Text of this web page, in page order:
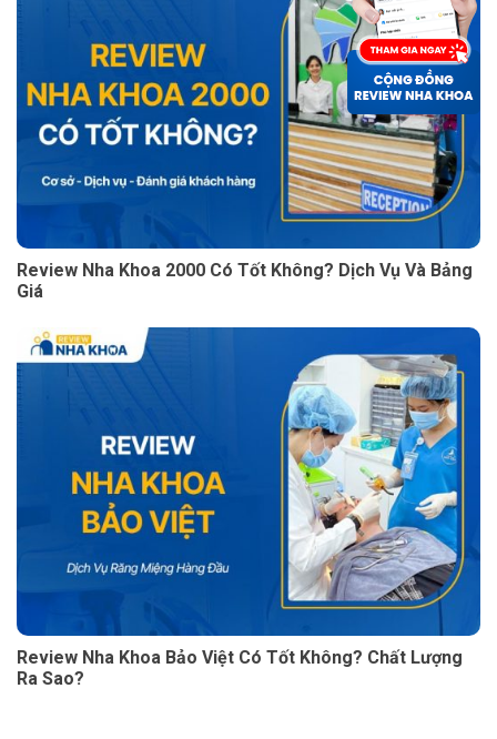
Review Nha Khoa 2000 Có Tốt Không? Dịch Vụ Và Bảng
Giá
Review Nha Khoa Bảo Việt Có Tốt Không? Chất Lượng
Ra Sao?